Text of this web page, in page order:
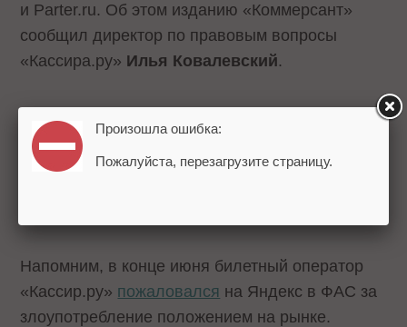
и Parter.ru. Об этом изданию «Коммерсант»
сообщил директор по правовым вопросы
«Кассира.ру» Илья Ковалевский.
По мнению операторов, Яндекс
злоупотребляет своим положением на рынке:
наличие в поиске виджета быстрой покупки
Напомним, в конце июня билетный оператор
«Кассир.ру» пожаловался на Яндекс в ФАС за
злоупотребление положением на рынке.
Произошла ошибка:
Пожалуйста, перезагрузите страницу.